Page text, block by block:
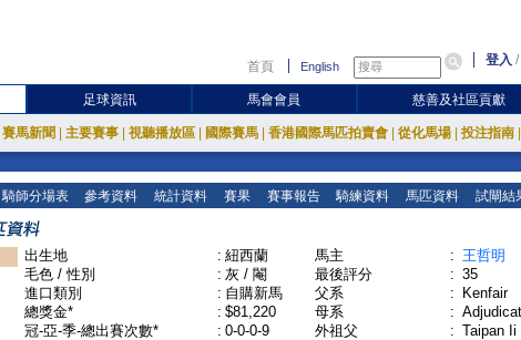
首頁 English 登入 /
足球資訊 馬會會員 慈善及社區貢獻
賽馬新聞 主要賽事 視聽播放區 國際賽馬 香港國際馬匹拍賣會 從化馬場 投注指南
騎師分場表 參考資料 統計資料 賽果 賽事報告 騎練資料 馬匹資料 試閘結
出生地 : 紐西蘭
毛色 / 性別
: 灰 / 閹
進口類別
: 自購新馬
總獎金*
: $81,220
冠-亞-季-總出賽次數*
: 0-0-0-9
馬主 : 王哲明
最後評分
: 35
父系
:
Kenfair
母系
:
外祖父
: Taipan Ii